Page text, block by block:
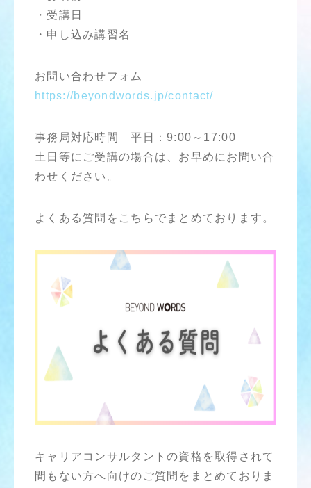
・受講日
・申し込み講習名
お問い合わせフォム
https://beyondwords.jp/contact/
事務局対応時間 平日：9:00～17:00
土日等にご受講の場合は、お早めにお問い合
わせください。
よくある質問をこちらでまとめております。
キャリアコンサルタントの資格を取得されて
間もない方へ向けのご質問をまとめておりま